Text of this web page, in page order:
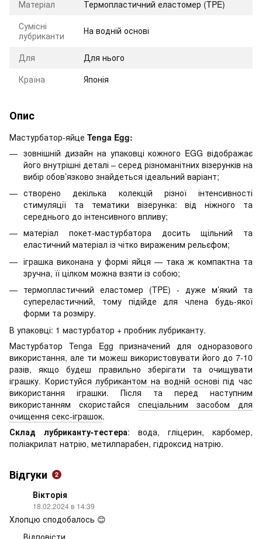
Матеріал
Термопластичний еластомер (TPE)
Сумісні
лубриканти
На водній основі
Для
Для нього
Країна
Японія
Опис
Мастурбатор-яйце Tenga Egg:
зовнішній дизайн на упаковці кожного EGG відображає
його внутрішні деталі – серед різноманітних візерунків на
вибір обов’язково знайдеться ідеальний варіант;
створено декілька колекцій різної інтенсивності
стимуляції та тематики візерунка: від ніжного та
середнього до інтенсивного впливу;
матеріал покет-мастурбатора досить щільний та
еластичний матеріал із чітко вираженим рельєфом;
іграшка виконана у формі яйця — така ж компактна та
зручна, її цілком можна взяти із собою;
термопластичний еластомер (TPE) - дуже м’який та
супереластичний, тому підійде для члена будь-якої
форми та розміру.
В упаковці: 1 мастурбатор + пробник лубриканту.
Мастурбатор Tenga Egg призначений для одноразового
використання, але ти можеш використовувати його до 7-10
разів, якщо будеш правильно зберігати та очищувати
іграшку. Користуйсялубрикантом на водній основі під час
використання іграшки. Після та перед наступним
використанням скористайся спеціальним засобом для
очищення секс-іграшок.
Склад лубриканту-тестера: вода, гліцерин, карбомер,
поліакрилат натрію, метилпарабен, гідроксид натрію.
Відгуки 2
Вікторія
18.02.2024 в 14:39
Хлопцю сподобалось 😊
Відповісти